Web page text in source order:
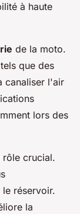
à haute
de la moto.
que des
canaliser l'air
lors des
rôle crucial.
réservoir.
la